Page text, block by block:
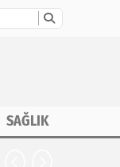
SAĞLIK